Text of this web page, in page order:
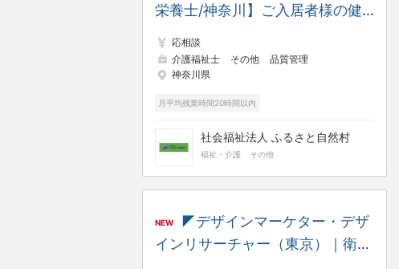
栄養士/神奈川】ご入居者様の健
業務◎調理業務なし
応相談
介護福祉士
その他
品質管理
神奈川県
月平均残業時間20時間以内
社会福祉法人 ふるさと自然村
福祉・介護 その他
NEW
◤デザインマーケター・デザ
インリサーチャー（東京）｜衛生